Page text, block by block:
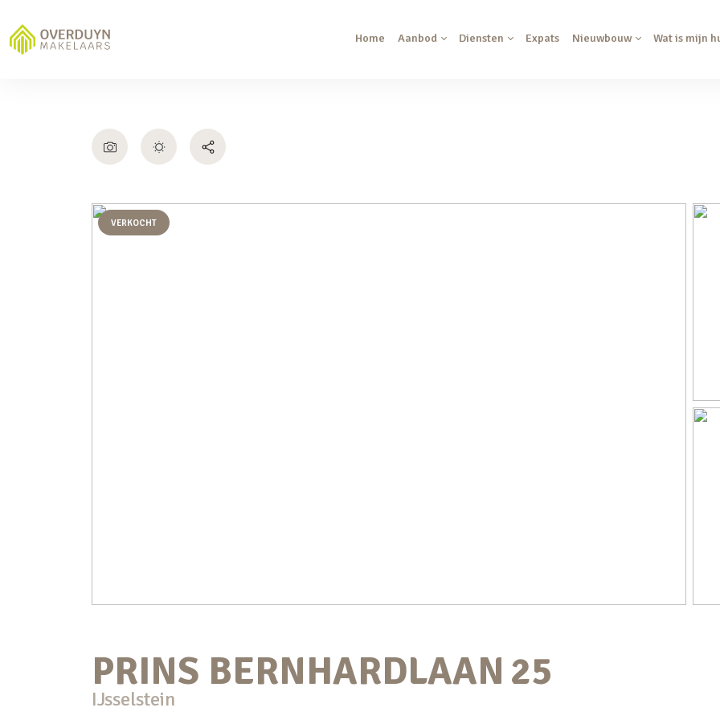
Home Aanbod Diensten Expats Nieuwbouw Wat is mijn
VERKOCHT
PRINS BERNHARDLAAN 25
IJsselstein